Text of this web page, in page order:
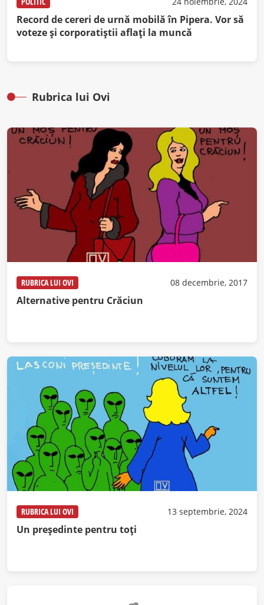
Record de cereri de urnă mobilă în Pipera. Vor să
voteze şi corporatiştii aflaţi la muncă
Rubrica lui Ovi
RUBRICA LUI OVI 08 decembrie, 2017
Alternative pentru Crăciun
RUBRICA LUI OVI 13 septembrie, 2024
Un președinte pentru toți